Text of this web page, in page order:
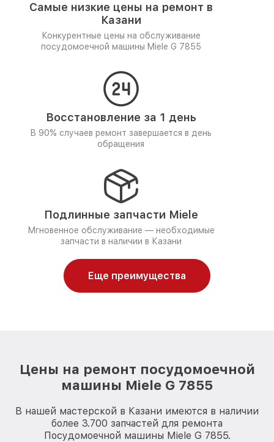
Самые низкие цены на ремонт в
Казани
Конкурентные цены на обслуживание
посудомоечной машины Miele G 7855
Восстановление за 1 день
В 90% случаев ремонт завершается в день
обращения
Подлинные запчасти Miele
Мгновенное обслуживание — необходимые
запчасти в наличии в Казани
Еще преимущества
Цены на ремонт посудомоечной
машины Miele G 7855
В нашей мастерской в Казани имеются в наличии
более 3.700 запчастей для ремонта
Посудомоечной машины Miele G 7855.